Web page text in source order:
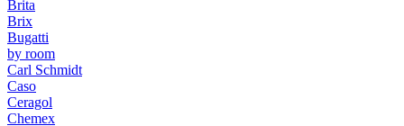
Brita
Brix
Bugatti
by room
Carl Schmidt
Caso
Ceragol
Chemex